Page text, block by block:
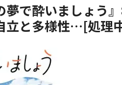
夢で酔いましょう
立と多様性…[処